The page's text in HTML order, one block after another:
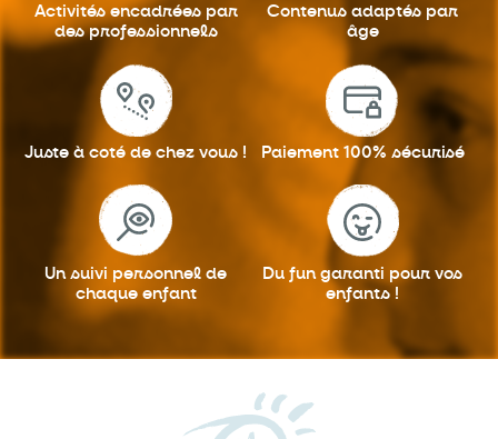
Activités encadrées par
des professionnels
Contenus adaptés par
âge
Juste à coté de chez vous ! Paiement 100% sécurisé
Un suivi personnel de
chaque enfant
Du fun garanti pour vos
enfants !